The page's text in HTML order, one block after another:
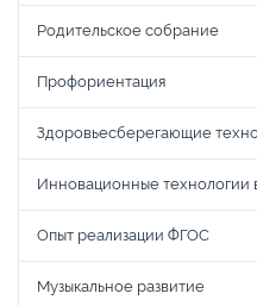
Родительское собрание
Профориентация
Здоровьесберегающие
Инновационные технологии
Опыт реализации ФГОС
Музыкальное развитие